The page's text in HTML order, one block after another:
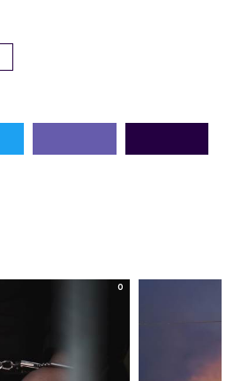
0